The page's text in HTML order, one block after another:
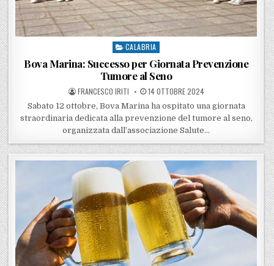
Posted in
CALABRIA
Bova Marina: Successo per Giornata Prevenzione
Tumore al Seno
POSTED BY
FRANCESCO IRITI POSTED ON
14 OTTOBRE 2024
Sabato 12 ottobre, Bova Marina ha ospitato una giornata
straordinaria dedicata alla prevenzione del tumore al seno,
organizzata dall’associazione Salute…